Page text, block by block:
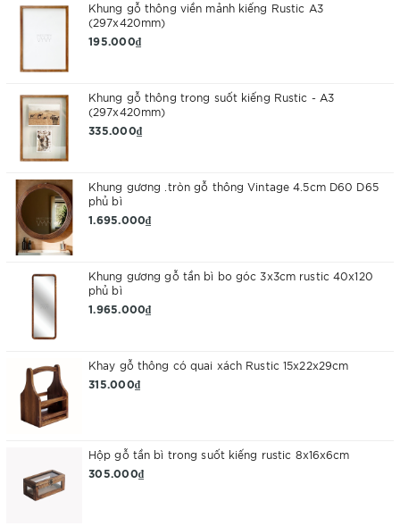
Khung gỗ thông viền mảnh kiếng Rustic A3
(297x420mm)
195.000₫
Khung gỗ thông trong suốt kiếng Rustic - A3
(297x420mm)
335.000₫
Khung gương .tròn gỗ thông Vintage 4.5cm D60 D65
phủ bì
1.695.000₫
Khung gương gỗ tần bì bo góc 3x3cm rustic 40x120
phủ bì
1.965.000₫
Khay gỗ thông có quai xách Rustic 15x22x29cm
315.000₫
Hộp gỗ tần bì trong suốt kiếng rustic 8x16x6cm
305.000₫